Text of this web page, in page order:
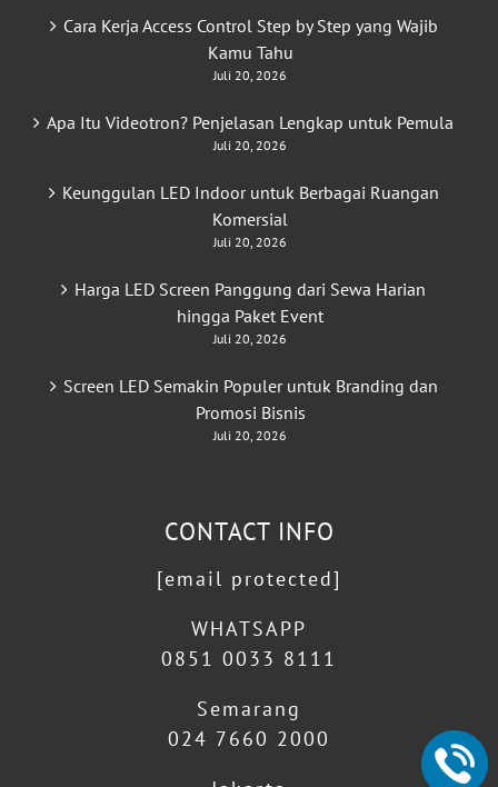
Cara Kerja Access Control Step by Step yang Wajib
Kamu Tahu
Juli 20, 2026
Apa Itu Videotron? Penjelasan Lengkap untuk Pemula
Juli 20, 2026
Keunggulan LED Indoor untuk Berbagai Ruangan
Komersial
Juli 20, 2026
Harga LED Screen Panggung dari Sewa Harian
hingga Paket Event
Juli 20, 2026
Screen LED Semakin Populer untuk Branding dan
Promosi Bisnis
Juli 20, 2026
CONTACT INFO
[email protected]
WHATSAPP
0851 0033 8111
Semarang
024 7660 2000